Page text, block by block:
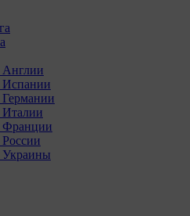
Англии
Испании
Франции
Украины